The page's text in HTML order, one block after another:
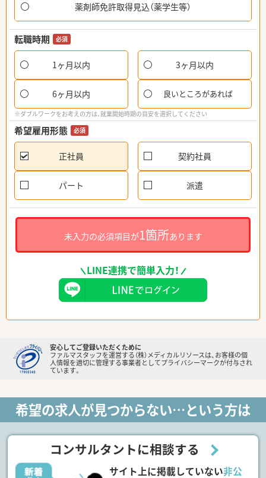
薬剤師免許取得見込（薬学生等）
転職時期 必須
1ヶ月以内 3ヶ月以内
6ヶ月以内 良いところがあれば
※ダブルワークをお考えの方は、就業開始時期の目安を選択してください
希望雇用形態 必須
正社員 契約社員
パート 派遣
未入力の必須項目が1箇所あります
LINE連携で簡単入力！
安心してご登録いただくために
ファルマスタッフを運営する（株）メディカルリソースは、お客様の個
人情報を適切に管理する事業者としてプライバシーマークが付与され
ています。
希望の求人が見つからない…という方は
コンサルタントに相談する
サイト上に掲載していない非公